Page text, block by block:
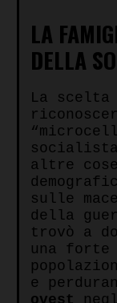
LA
DELLA
La
altre
sulle
della
trovò a
una forte
e